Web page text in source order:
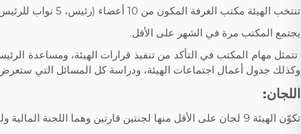
تنتخب الهيئة مكتب الغرفة المكون من 10 أعضاء (رئيس، 5 نواب للرئيس، أمين عام، أمين عام مساعد، أمين مال، أمين مال مساعد).
يجتمع المكتب مرة في الشهر على الأقل.
تتمثل مهام المكتب في التأكد من تنفيذ قرارات الهيئة، ومساعدة
وكذلك جدول أعمال اجتماعات الهيئة، ودراسة كل المسائل التي
اللجان:
تكوّن الهيئة 9 لجان على الأقل منها لجنتين قارتين وهما اللجنة المالية ولجنة الصفقات.